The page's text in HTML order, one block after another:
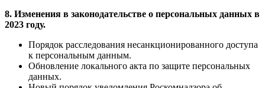
8. Изменения в законодательстве о персональных данных в
2023 году.
Порядок расследования несанкционированного доступа
к персональным данным.
Обновление локального акта по защите персональных
данных.